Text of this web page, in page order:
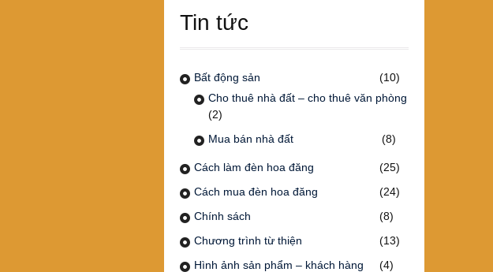
Tin tức
Bất động sản
(10)
Cho thuê nhà đất – cho thuê văn phòng
(2)
Mua bán nhà đất
(8)
Cách làm đèn hoa đăng
(25)
Cách mua đèn hoa đăng
(24)
Chính sách
(8)
Chương trình từ thiện
(13)
Hình ảnh sản phẩm – khách hàng
(4)